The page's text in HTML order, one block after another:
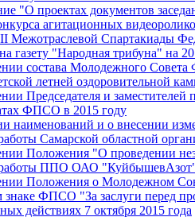
"О проектах документов
агитационных
Межотраслевой Спартакиады
газету "Народная трибуна" на
состава Молодежного
летней оздоровительной
Председателя и
ФПСО в 2015 году
наименований и о внесении
Самарской областной
Положения "О проведении
ППО ОАО
Положения о Молодежном
знаке ФПСО "За заслуги перед
действиях 7 октября 2015 года